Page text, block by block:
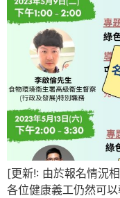
[更新!: 由於報名情況
各位健康義工仍然可